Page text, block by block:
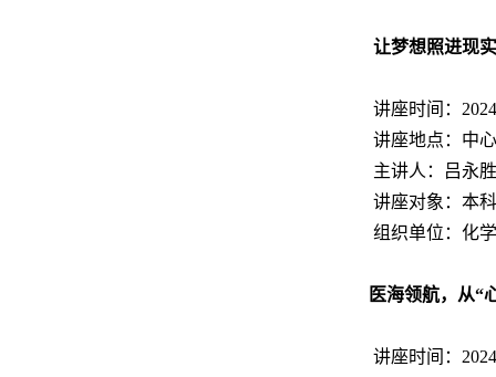
让梦想照进现实
讲座时间：
讲座地点：中
主讲人：吕永胜
讲座对象：本
组织单位：化
医海领航，从“
讲座时间：